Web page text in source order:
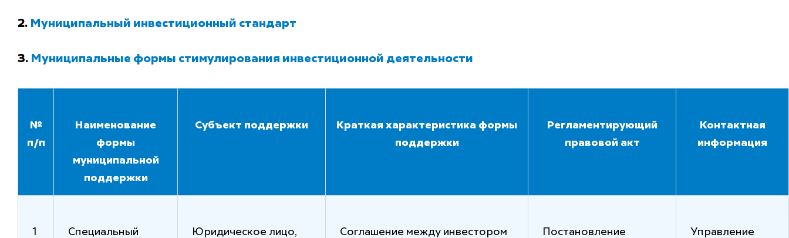
2. Муниципальный инвестиционный стандарт
3. Муниципальные формы стимулирования инвестиционной деятельности
№
п/п
Наименование
формы
муниципальной
поддержки
Субъект поддержки
Краткая характеристика формы
поддержки
Регламентирующий
правовой акт
Контактная
информация
1
Специальный
Юридическое лицо,
Соглашение между инвестором
Постановление
Управление